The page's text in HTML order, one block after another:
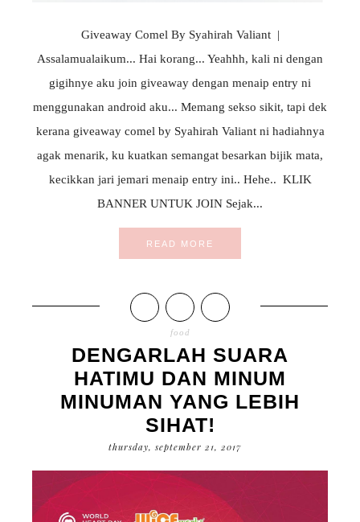
Giveaway Comel By Syahirah Valiant |
Assalamualaikum... Hai korang... Yeahhh, kali ni dengan
gigihnye aku join giveaway dengan menaip entry ni
menggunakan android aku... Memang sekso sikit, tapi dek
kerana giveaway comel by Syahirah Valiant ni hadiahnya
agak menarik, ku kuatkan semangat besarkan bijik mata,
kecikkan jari jemari menaip entry ini.. Hehe.. KLIK
BANNER UNTUK JOIN Sejak...
READ MORE
food
DENGARLAH SUARA
HATIMU DAN MINUM
MINUMAN YANG LEBIH
SIHAT!
thursday, september 21, 2017